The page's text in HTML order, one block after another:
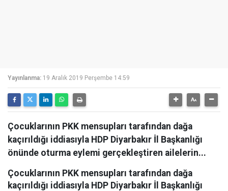
Yayınlanma: 19 Aralık 2019 Perşembe 14:59
Çocuklarının PKK mensupları tarafından dağa
kaçırıldığı iddiasıyla HDP Diyarbakır İl Başkanlığı
önünde oturma eylemi gerçekleştiren ailelerin...
Çocuklarının PKK mensupları tarafından dağa
kaçırıldığı iddiasıyla HDP Diyarbakır İl Başkanlığı